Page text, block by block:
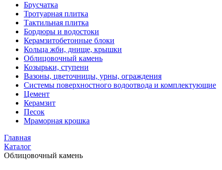
Брусчатка
Тротуарная плитка
Тактильная плитка
Бордюры и водостоки
Керамзитобетонные блоки
Кольца жби, днище, крышки
Облицовочный камень
Козырьки, ступени
Вазоны, цветочницы, урны, ограждения
Системы поверхностного водоотвода и комплектующие
Цемент
Керамзит
Песок
Мраморная крошка
Главная
Каталог
Облицовочный камень